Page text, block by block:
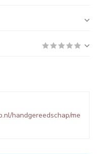
handgereedschap/me